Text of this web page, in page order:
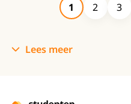
1 2 3
Lees meer